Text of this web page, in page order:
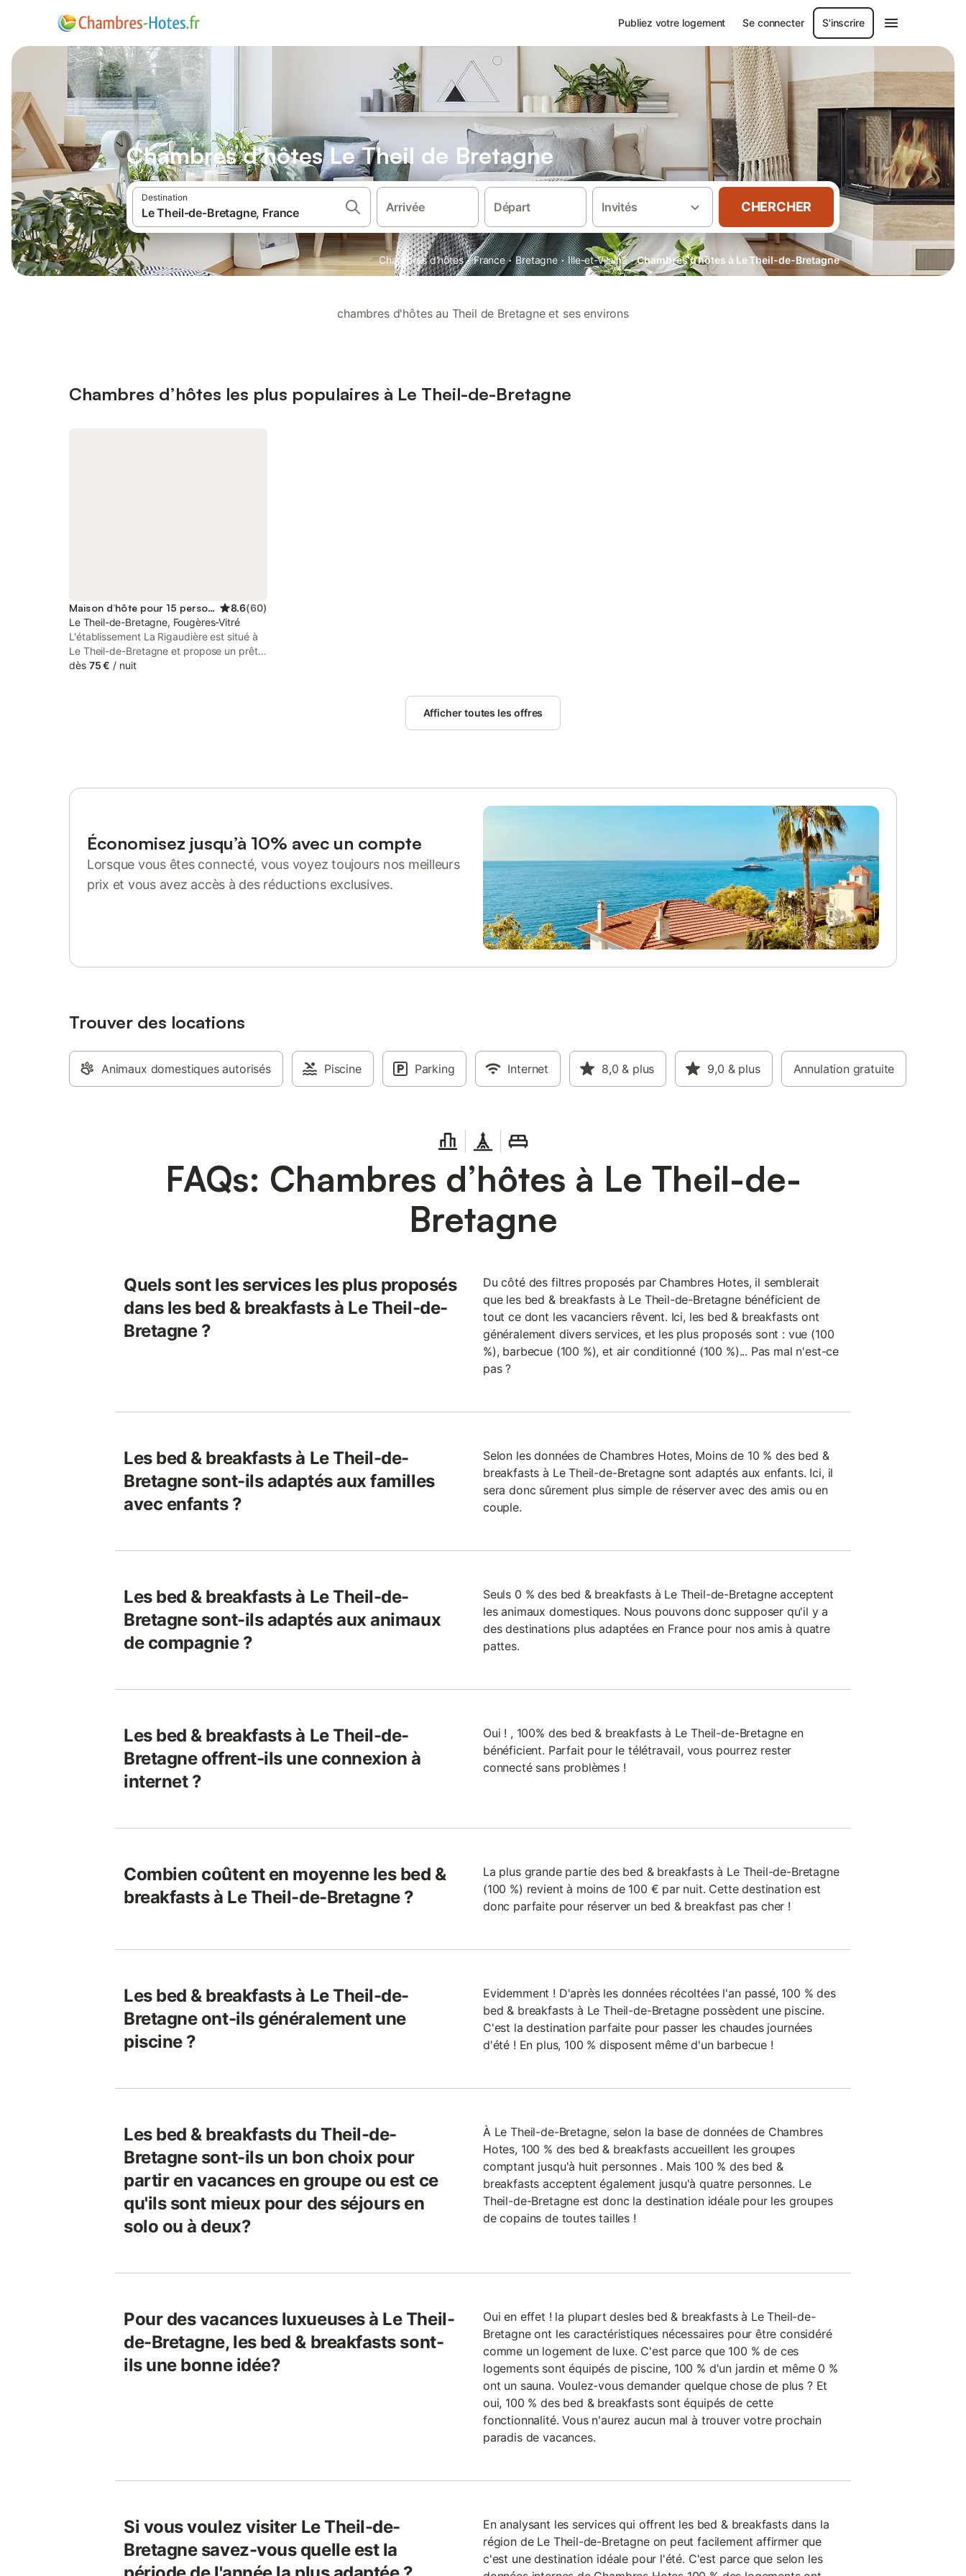
Publiez votre logement Se connecter S'inscrire
Chambres d'hôtes Le Theil de Bretagne
Destination
Arrivée Départ Invités CHERCHER
Chambres d'hôtes · France · Bretagne · Ille-et-Vilaine · Chambres d’hôtes à Le Theil-de-Bretagne
chambres d'hôtes au Theil de Bretagne et ses environs
Chambres d’hôtes les plus populaires à Le Theil-de-Bretagne
Maison d’hôte pour 15 personnes 8.6(60)
Le Theil-de-Bretagne, Fougères-Vitré
L'établissement La Rigaudière est situé à
Le Theil-de-Bretagne et propose un prêt
de vélos. Il bénéficie d'une connexion Wi-
dès 75 € / nuit
Afficher toutes les offres
Économisez jusqu’à 10% avec un compte
Lorsque vous êtes connecté, vous voyez toujours nos meilleurs
prix et vous avez accès à des réductions exclusives.
Trouver des locations
Animaux domestiques autorisés Piscine Parking Internet 8,0 & plus 9,0 & plus Annulation gratuite
FAQs: Chambres d’hôtes à Le Theil-de-
Bretagne
Quels sont les services les plus proposés
dans les bed & breakfasts à Le Theil-de-
Bretagne ?
Du côté des filtres proposés par Chambres Hotes, il semblerait
que les bed & breakfasts à Le Theil-de-Bretagne bénéficient de
tout ce dont les vacanciers rêvent. Ici, les bed & breakfasts ont
généralement divers services, et les plus proposés sont : vue (100
%), barbecue (100 %), et air conditionné (100 %)... Pas mal n'est-ce
pas ?
Les bed & breakfasts à Le Theil-de-
Bretagne sont-ils adaptés aux familles
avec enfants ?
Selon les données de Chambres Hotes, Moins de 10 % des bed &
breakfasts à Le Theil-de-Bretagne sont adaptés aux enfants. Ici, il
sera donc sûrement plus simple de réserver avec des amis ou en
couple.
Les bed & breakfasts à Le Theil-de-
Bretagne sont-ils adaptés aux animaux
de compagnie ?
Seuls 0 % des bed & breakfasts à Le Theil-de-Bretagne acceptent
les animaux domestiques. Nous pouvons donc supposer qu'il y a
des destinations plus adaptées en France pour nos amis à quatre
pattes.
Les bed & breakfasts à Le Theil-de-
Bretagne offrent-ils une connexion à
internet ?
Oui ! , 100% des bed & breakfasts à Le Theil-de-Bretagne en
bénéficient. Parfait pour le télétravail, vous pourrez rester
connecté sans problèmes !
Combien coûtent en moyenne les bed &
breakfasts à Le Theil-de-Bretagne ?
La plus grande partie des bed & breakfasts à Le Theil-de-Bretagne
(100 %) revient à moins de 100 € par nuit. Cette destination est
donc parfaite pour réserver un bed & breakfast pas cher !
Les bed & breakfasts à Le Theil-de-
Bretagne ont-ils généralement une
piscine ?
Evidemment ! D'après les données récoltées l'an passé, 100 % des
bed & breakfasts à Le Theil-de-Bretagne possèdent une piscine.
C'est la destination parfaite pour passer les chaudes journées
d'été ! En plus, 100 % disposent même d'un barbecue !
Les bed & breakfasts du Theil-de-
Bretagne sont-ils un bon choix pour
partir en vacances en groupe ou est ce
qu'ils sont mieux pour des séjours en
solo ou à deux?
À Le Theil-de-Bretagne, selon la base de données de Chambres
Hotes, 100 % des bed & breakfasts accueillent les groupes
comptant jusqu'à huit personnes . Mais 100 % des bed &
breakfasts acceptent également jusqu'à quatre personnes. Le
Theil-de-Bretagne est donc la destination idéale pour les groupes
de copains de toutes tailles !
Pour des vacances luxueuses à Le Theil-
de-Bretagne, les bed & breakfasts sont-
ils une bonne idée?
Oui en effet ! la plupart desles bed & breakfasts à Le Theil-de-
Bretagne ont les caractéristiques nécessaires pour être considéré
comme un logement de luxe. C'est parce que 100 % de ces
logements sont équipés de piscine, 100 % d'un jardin et même 0 %
ont un sauna. Voulez-vous demander quelque chose de plus ? Et
oui, 100 % des bed & breakfasts sont équipés de cette
fonctionnalité. Vous n'aurez aucun mal à trouver votre prochain
paradis de vacances.
Si vous voulez visiter Le Theil-de-
Bretagne savez-vous quelle est la
En analysant les services qui offrent les bed & breakfasts dans la
région de Le Theil-de-Bretagne on peut facilement affirmer que
c'est une destination idéale pour l'été. C'est parce que selon les